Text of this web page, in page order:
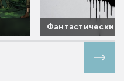
Фантастические